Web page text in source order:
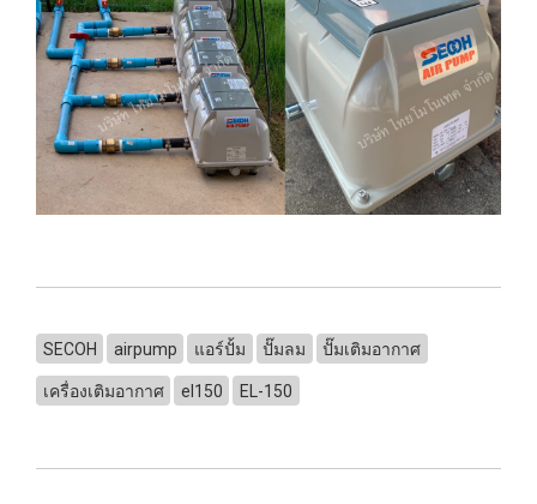
SECOH airpump แอร์ปั้ม ปั๊มลม ปั๊มเติมอากาศ
เครื่องเติมอากาศ el150 EL-150